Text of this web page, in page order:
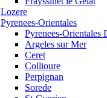
Lozere
Pyrenees-Orientales
Pyrenees-Orientales
Argeles sur Mer
Ceret
Collioure
Perpignan
Sorede